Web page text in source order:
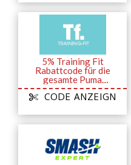
5% Training Fit
Rabattcode für die
gesamte Puma
Kollektion
CODE ANZEIGN